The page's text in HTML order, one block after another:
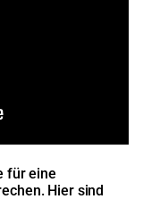
für eine
Hier sind